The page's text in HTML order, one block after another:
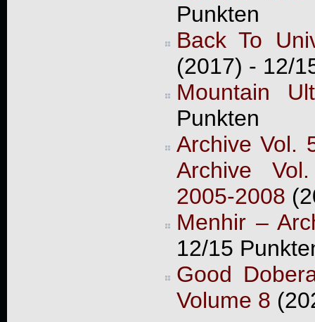
Punkten
Back To
(2017) - 12/
Mountain
Punkten
Archive Vol.
Archive
2005-2008
Menhir –
12/15
Good
Volume 8